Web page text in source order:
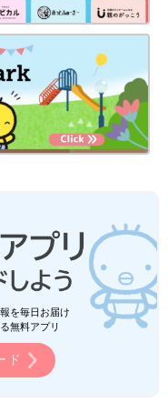
を毎日お届け
無料アプリ
ド